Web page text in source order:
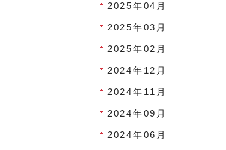
2025年04月
2025年03月
2025年02月
2024年12月
2024年11月
2024年09月
2024年06月